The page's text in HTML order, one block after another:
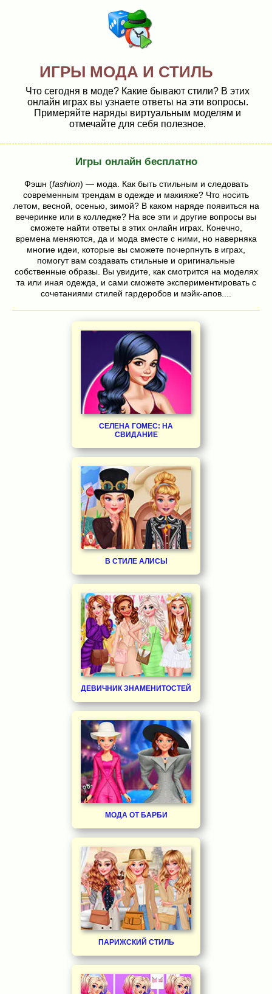
ИГРЫ МОДА И СТИЛЬ
Что сегодня в моде? Какие бывают стили? В этих
онлайн играх вы узнаете ответы на эти вопросы.
Примеряйте наряды виртуальным моделям и
отмечайте для себя полезное.
Игры онлайн бесплатно
Фэшн (fashion) — мода. Как быть стильным и следовать
современным трендам в одежде и макияже? Что носить
летом, весной, осенью, зимой? В каком наряде появиться на
вечеринке или в колледже? На все эти и другие вопросы вы
сможете найти ответы в этих онлайн играх. Конечно,
времена меняются, да и мода вместе с ними, но наверняка
многие идеи, которые вы сможете почерпнуть в играх,
помогут вам создавать стильные и оригинальные
собственные образы. Вы увидите, как смотрится на моделях
та или иная одежда, и сами сможете экспериментировать с
сочетаниями стилей гардеробов и мэйк-апов....
СЕЛЕНА ГОМЕС: НА
СВИДАНИЕ
В СТИЛЕ АЛИСЫ
ДЕВИЧНИК ЗНАМЕНИТОСТЕЙ
МОДА ОТ БАРБИ
ПАРИЖСКИЙ СТИЛЬ